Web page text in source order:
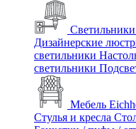
Дизайнерские
светильники
светильники
Мебель
Стулья и кресла